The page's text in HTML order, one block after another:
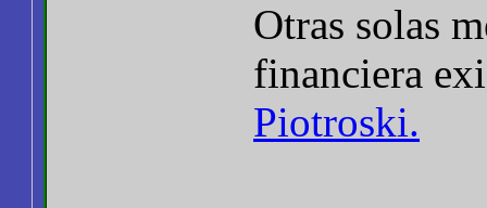
Otras solas
financiera
Piotroski.